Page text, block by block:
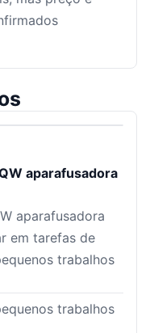
aparafusadora
aparafusadora
em tarefas de
trabalhos
trabalhos